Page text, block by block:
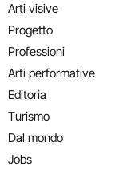
Arti visive
Progetto
Professioni
Arti performative
Editoria
Turismo
Dal mondo
Jobs